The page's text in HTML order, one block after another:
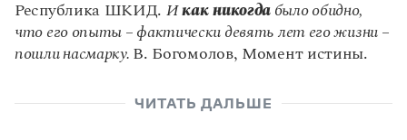
Издательство
Словари
Республика ШКИД. Икак никогда было обидно,
что его опыты – фактически девять лет его жизни –
пошли насмарку. В. Богомолов, Момент истины.
ЧИТАТЬ ДАЛЬШЕ